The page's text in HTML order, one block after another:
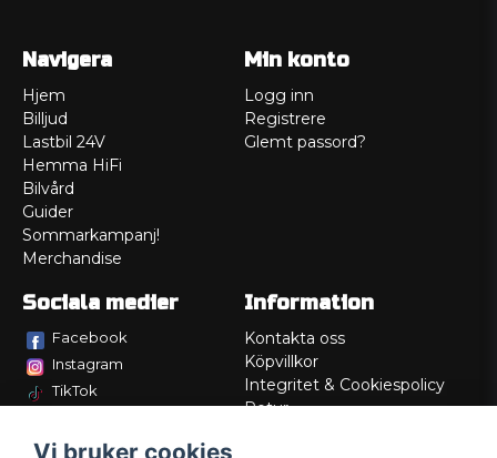
Navigera
Hjem
Billjud
Lastbil 24V
Hemma HiFi
Bilvård
Guider
Sommarkampanj!
Merchandise
Min konto
Logg inn
Registrere
Glemt passord?
Sociala medier
Facebook
Instagram
TikTok
Information
Kontakta oss
Köpvillkor
Integritet & Cookiespolicy
Retur
Vi bruker cookies